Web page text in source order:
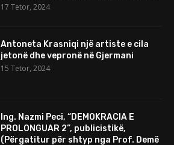
17 Tetor, 2024
Antoneta Krasniqi një artiste e cila
jetonë dhe vepronë në Gjermani
15 Tetor, 2024
Ing. Nazmi Peci, “DEMOKRACIA E
PROLONGUAR 2”, publicistikë,
(Përgatitur për shtyp nga Prof. Demë